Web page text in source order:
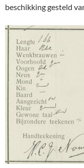
beschikking gesteld